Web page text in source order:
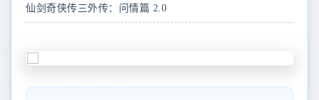
仙剑奇侠传三外传：问情篇 2.0